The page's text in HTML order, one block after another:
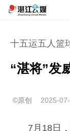
十五运五人篮
“湛将”发
©原创 2025-
7月18日